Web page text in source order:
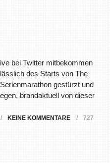
bei Twitter mitbekommen
des Starts von The
gestürzt und
brandaktuell von dieser
KEINE KOMMENTARE
727